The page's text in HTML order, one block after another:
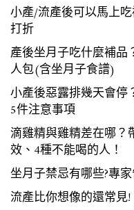
小產/流產後可以馬上
打折
產後坐月子吃什麼補品
人包(含坐月子食譜)
小產後惡露排幾天會停
5件注意事項
滴雞精與雞精差在哪
效、4種不能喝的人！
坐月子禁忌有哪些?專
流產比你想像的還常見